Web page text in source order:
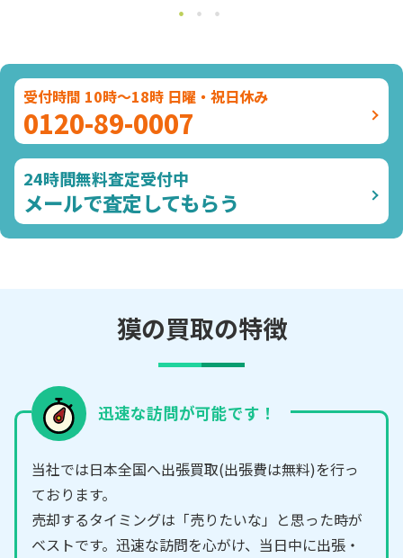
受付時間 10時～18時 日曜・祝日休み
0120-89-0007
24時間無料査定受付中
メールで査定してもらう
獏の買取の特徴
迅速な訪問が可能です！
当社では日本全国へ出張買取(出張費は無料)を行っ
ております。
売却するタイミングは「売りたいな」と思った時が
ベストです。迅速な訪問を心がけ、当日中に出張・